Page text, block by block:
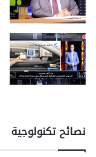
ا
ل
ع
ل
م
ي
نصائح تكنولوجية